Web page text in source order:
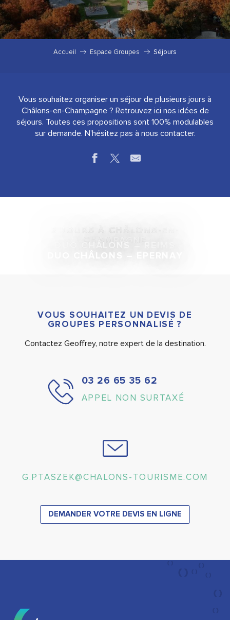
Accueil Espace Groupes Séjours
Vous souhaitez organiser un séjour de plusieurs jours à
Châlons-en-Champagne ? Retrouvez ici nos idées de
séjours. Toutes ces propositions sont 100% modulables
sur demande. N’hésitez pas à nous contacter.
2 JOURS À CHÂLONS-EN-
CHAMPAGNE
DUO CHÂLONS – REIMS
DUO CHÂLONS – EPERNAY
VOUS SOUHAITEZ UN DEVIS DE
GROUPES PERSONNALISÉ ?
Contactez Geoffrey, notre expert de la destination.
03 26 65 35 62
APPEL NON SURTAXÉ
G.PTASZEK@CHALONS-TOURISME.COM
DEMANDER VOTRE DEVIS EN LIGNE